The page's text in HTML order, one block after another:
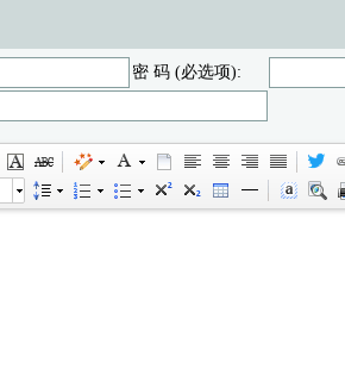
密 码 (必选项):